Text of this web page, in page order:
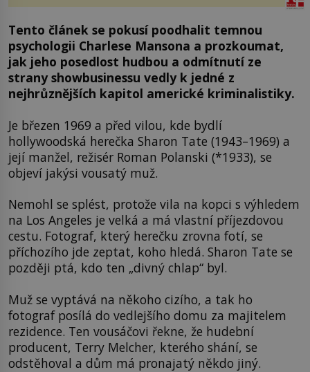
Tento článek se pokusí poodhalit temnou
psychologii Charlese Mansona a prozkoumat,
jak jeho posedlost hudbou a odmítnutí ze
strany showbusinessu vedly k jedné z
nejhrůznějších kapitol americké kriminalistiky.
Je březen 1969 a před vilou, kde bydlí
hollywoodská herečka Sharon Tate (1943–1969) a
její manžel, režisér Roman Polanski (*1933), se
objeví jakýsi vousatý muž.
Nemohl se splést, protože vila na kopci s výhledem
na Los Angeles je velká a má vlastní příjezdovou
cestu. Fotograf, který herečku zrovna fotí, se
příchozího jde zeptat, koho hledá. Sharon Tate se
později ptá, kdo ten „divný chlap“ byl.
Muž se vyptává na někoho cizího, a tak ho
fotograf posílá do vedlejšího domu za majitelem
rezidence. Ten vousáčovi řekne, že hudební
producent, Terry Melcher, kterého shání, se
odstěhoval a dům má pronajatý někdo jiný.